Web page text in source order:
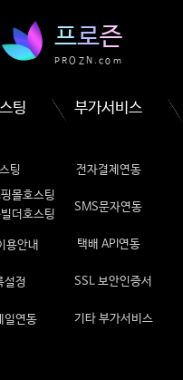
프로즌
PROZN.com
팅
팅
몰호스팅
더호스팅
용안내
설정
일연동
부가서비스
전자결제연동
SMS문자연동
택배 API연동
SSL 보안인증서
기타 부가서비스